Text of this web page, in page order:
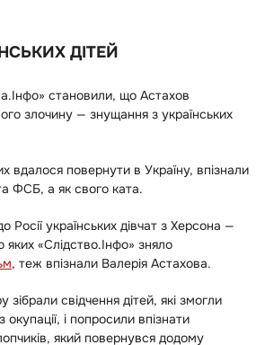
ДІТЕЙ
становили, що Астахов
злочину — знущання з українських
вдалося повернути в Україну, впізнали
ФСБ, а як свого ката.
Росії українських дівчат з Херсона —
«Слідство.Інфо» зняло
, теж впізнали Валерія Астахова.
зібрали свідчення дітей, які змогли
і попросили впізнати
який повернувся додому